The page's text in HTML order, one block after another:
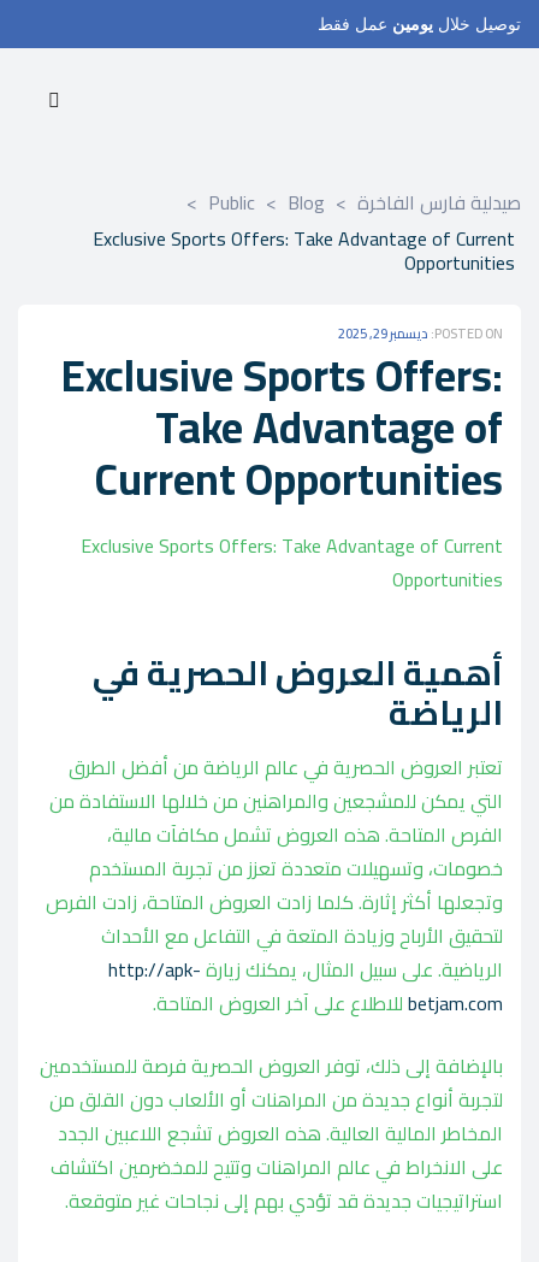
توصيل خلال يومين عمل فقط
صيدلية فارس الفاخرة >
Blog
>
Public
>
Exclusive Sports Offers: Take Advantage of Current
Opportunities
POSTED ON: ديسمبر 29, 2025
Exclusive Sports Offers:
Take Advantage of
Current Opportunities
Exclusive Sports Offers: Take Advantage of Current
Opportunities
أهمية العروض الحصرية في
الرياضة
تعتبر العروض الحصرية في عالم الرياضة من أفضل الطرق
التي يمكن للمشجعين والمراهنين من خلالها الاستفادة من
الفرص المتاحة. هذه العروض تشمل مكافآت مالية،
خصومات، وتسهيلات متعددة تعزز من تجربة المستخدم
وتجعلها أكثر إثارة. كلما زادت العروض المتاحة، زادت الفرص
لتحقيق الأرباح وزيادة المتعة في التفاعل مع الأحداث
الرياضية. على سبيل المثال، يمكنك زيارةhttp://apk-
betjam.comللاطلاع على آخر العروض المتاحة.
بالإضافة إلى ذلك، توفر العروض الحصرية فرصة للمستخدمين
لتجربة أنواع جديدة من المراهنات أو الألعاب دون القلق من
المخاطر المالية العالية. هذه العروض تشجع اللاعبين الجدد
على الانخراط في عالم المراهنات وتتيح للمخضرمين اكتشاف
استراتيجيات جديدة قد تؤدي بهم إلى نجاحات غير متوقعة.